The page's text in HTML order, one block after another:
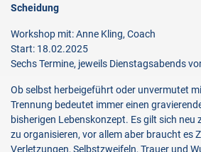
Scheidung
Workshop mit: Anne Kling, Coach
Start: 18.02.2025
Sechs Termine, jeweils Dienstagsabends
Ob selbst herbeigeführt oder unvermutet
Trennung bedeutet immer einen
bisherigen Lebenskonzept. Es gilt sich neu
zu organisieren, vor allem aber braucht es
Verletzungen, Selbstzweifeln, Trauer und